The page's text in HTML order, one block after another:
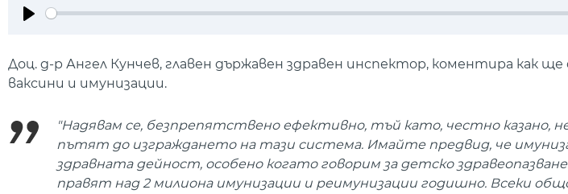
Доц. д-р Ангел Кунчев, главен държавен здравен инспектор, коментира как
ваксини и имунизации.
"Надявам се, безпрепятствено ефективно, тъй като, честно казано,
пътят до изграждането на тази система. Имайте предвид, че
здравната дейност, особено когато говорим за детско
правят над 2 милиона имунизации и реимунизации годишно. Всеки